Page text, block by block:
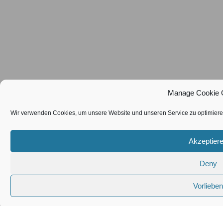
Manage Cookie
Wir verwenden Cookies, um unsere Website und unseren Service zu
Deny
Vorlieben